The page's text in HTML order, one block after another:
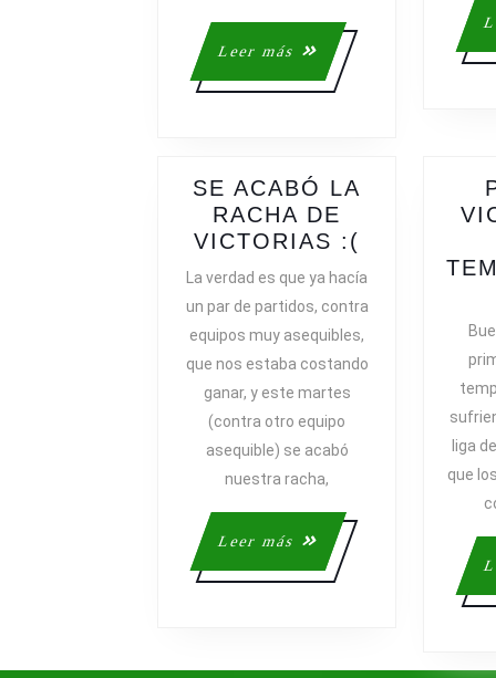
Leer más
Leer
más
SE ACABÓ LA
RACHA DE
VICTORIAS :(
RACHA
DE
VICTORIAS
La verdad es que ya hacía
un par de partidos, contra
equipos muy asequibles,
que nos estaba costando
ganar, y este martes
(contra otro equipo
asequible) se acabó
nuestra racha,
Leer más
Leer
más
liga
que